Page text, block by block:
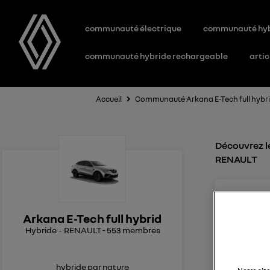
communauté électrique communauté
communauté hybride rechargeable
Accueil Communauté Arkana E-Tech full
Arkana E-Tech full hybrid
Hybride RENAULT-553 membres
hybride par nature
Découvrez
RENAULT
SOH
mode